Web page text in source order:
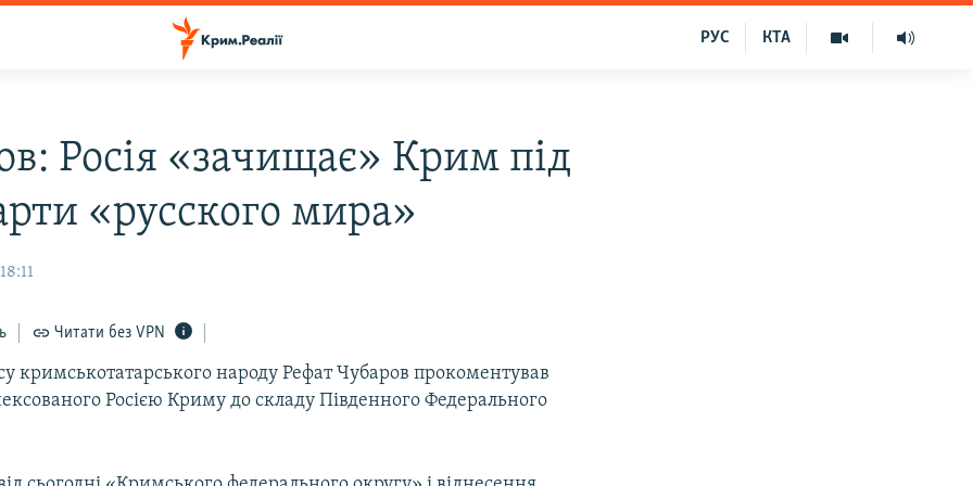
КТА
РУС
Росія «зачищає» Крим під
«русского мира»
Читати без VPN
кримськотатарського народу Рефат Чубаров прокоментував
Росією Криму до складу Південного Федерального